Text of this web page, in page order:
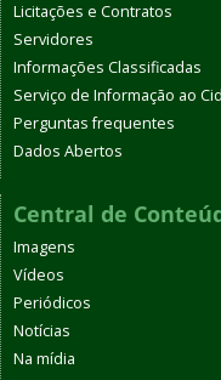
Licitações e Contratos
Servidores
Informações Classificadas
Serviço de Informação ao
Perguntas frequentes
Dados Abertos
Central de
Imagens
Vídeos
Periódicos
Notícias
Na mídia